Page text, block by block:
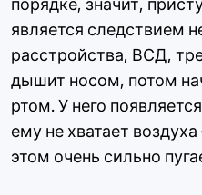
порядке, значит,
является следствием
расстройства, ВСД,
дышит носом, потом
ртом. У него
ему не хватает
этом очень сильно